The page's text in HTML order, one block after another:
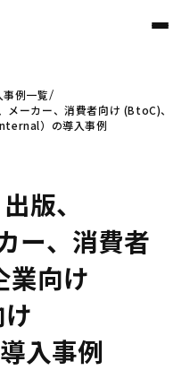
事例一覧
メーカー、消費者向け (BtoC)、
）の導入事例
版、
ー、消費者
業向け
入事例